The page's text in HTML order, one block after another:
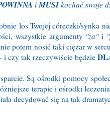
iMUSIkochać swoje
los Twojej córeczki/synka
wszystkie argumenty "za"i
potem nosić taki ciężar w
i czy tak rzeczywiście będzie
Są ośrodki pomocy
terapie i ośrodki
decydować się na tak